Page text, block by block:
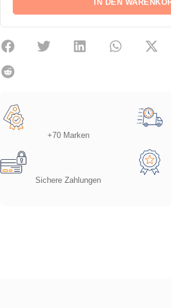
IN DEN
+70 Marken
Sichere Zahlungen